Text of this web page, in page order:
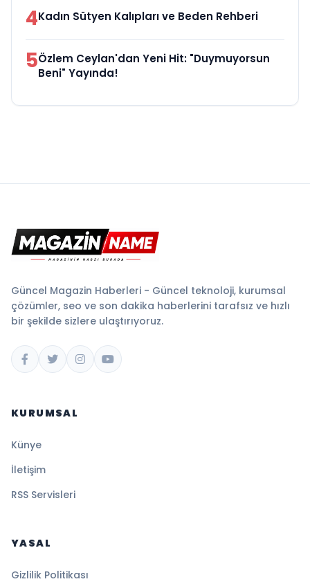
4Kadın Sütyen Kalıpları ve Beden Rehberi
5Özlem Ceylan'dan Yeni Hit: "Duymuyorsun
Beni" Yayında!
Güncel Magazin Haberleri - Güncel teknoloji, kurumsal
çözümler, seo ve son dakika haberlerini tarafsız ve hızlı
bir şekilde sizlere ulaştırıyoruz.
KURUMSAL
Künye
İletişim
RSS Servisleri
YASAL
Gizlilik Politikası